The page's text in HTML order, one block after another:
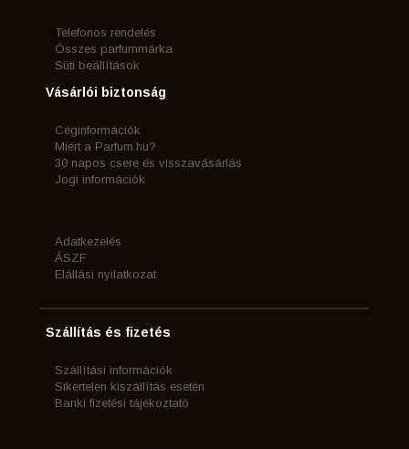
Telefonos rendelés
Összes parfummárka
Süti beállítások
Vásárlói biztonság
Céginformációk
Miért a Parfum.hu?
30 napos csere és visszavásárlás
Jogi információk
Adatkezelés
ÁSZF
Elállási nyilatkozat
Szállítás és fizetés
Szállítási információk
Sikertelen kiszállítás esetén
Banki fizetési tájékoztató